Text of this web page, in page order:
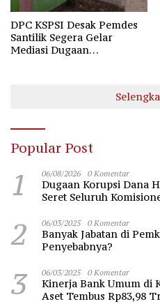
DPC KSPSI Desak Pemdes
Santilik Segera Gelar
Mediasi Dugaan
Popular Post
1 06/08/2026 0 Komentar
Dugaan Korupsi Dana
Seret Seluruh
2 06/03/2025 0 Komentar
Banyak Jabatan di
Penyebabnya?
3 06/03/2025 0 Komentar
Kinerja Bank Umum di
Aset Tembus Rp83,98